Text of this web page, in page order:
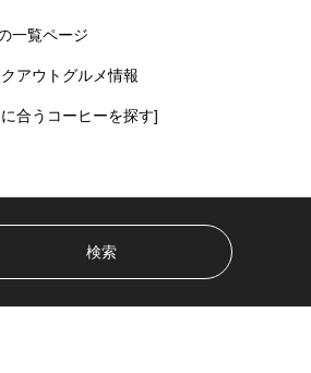
一覧ページ
アウトグルメ情報
合うコーヒーを探す]